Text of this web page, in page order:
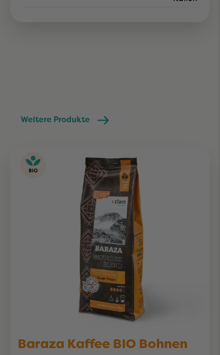
Weitere Produkte
Baraza Kaffee BIO Bohnen